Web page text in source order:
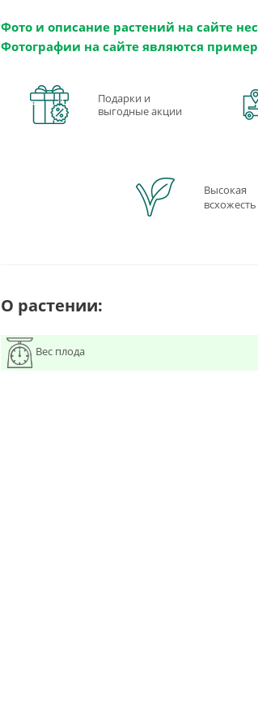
Фото и описание растений на сайте
Фотографии на сайте являются
Подарки и
выгодные акции
Высокая
О растении:
Вес плода